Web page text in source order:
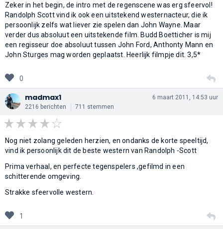
Zeker in het begin, de intro met de regenscene was erg sfeervol!
Randolph Scott vind ik ook een uitstekend westernacteur, die ik
persoonlijk zelfs wat liever zie spelen dan John Wayne. Maar
verder dus absoluut een uitstekende film. Budd Boetticher is mij
een regisseur doe absoluut tussen John Ford, Anthonty Mann en
John Sturges mag worden geplaatst. Heerlijk filmpje dit. 3,5*
0
madmax1
2216 berichten 711 stemmen
6 maart 2011, 14:53 uur
Nog niet zolang geleden herzien, en ondanks de korte speeltijd,
vind ik persoonlijk dit de beste western van Randolph -Scott
Prima verhaal, en perfecte tegenspelers ,gefilmd in een
schitterende omgeving.
Strakke sfeervolle western.
1